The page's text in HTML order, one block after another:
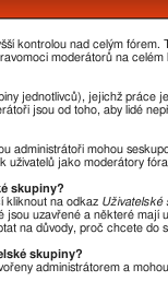
kontrolou nad celým
moderátorů na celém
jednotlivců), jejichž práce
jsou od toho, aby lidé
administrátoři mohou
uživatelů jako moderátory
skupiny?
kliknout na odkaz Uživatelské
jsou uzavřené a některé mají
na důvody, proč chcete
skupiny?
administrátorem a